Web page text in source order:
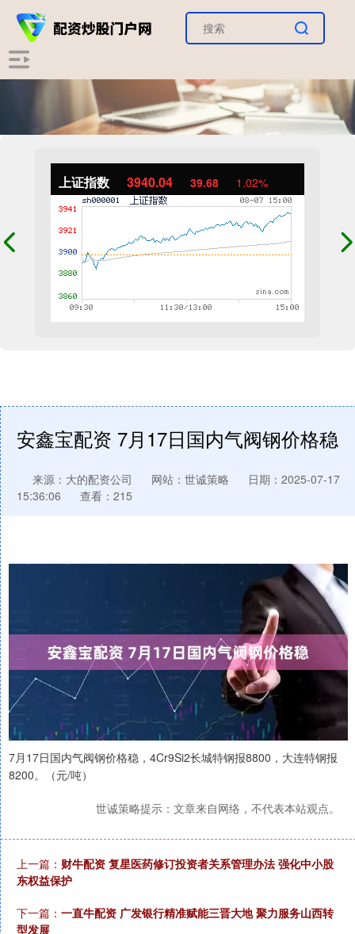
上证指数 3940.04 39.68 1.02%
安鑫宝配资 7月17日国内气阀钢价格稳
来源：大的配资公司 网站：世诚策略
日期：2025-07-17
15:36:06
查看：215
7月17日国内气阀钢价格稳，4Cr9Si2长城特钢报8800，大连特钢报
8200。（元/吨）
世诚策略提示：文章来自网络，不代表本站观点。
上一篇： 财牛配资 复星医药修订投资者关系管理办法 强化中小股
东权益保护
下一篇： 一直牛配资 广发银行精准赋能三晋大地 聚力服务山西转
型发展